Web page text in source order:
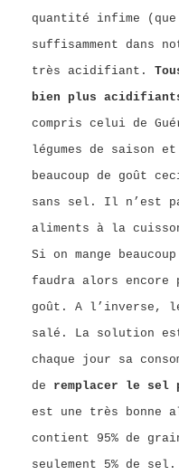
quantité infime
suffisamment dans
très acidifiant.
bien plus
compris celui de
légumes de saison
beaucoup de goût
sans sel. Il n’est
aliments à la
Si on mange
faudra alors
goût. A l’inverse,
salé. La solution
chaque jour sa
de remplacer le sel
est une très bonne
contient 95% de
seulement 5% de sel.